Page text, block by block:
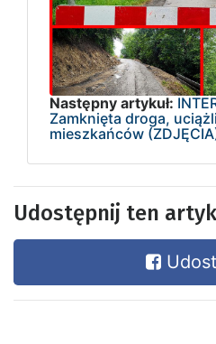
Następny artykuł:
Zamknięta droga,
mieszkańców
Udostępnij ten